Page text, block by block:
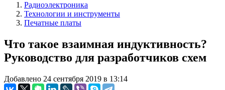
Радиоэлектроника
Технологии и инструменты
Печатные платы
Что такое взаимная индуктивность?
Руководство для разработчиков схем
Добавлено 24 сентября 2019 в 13:14